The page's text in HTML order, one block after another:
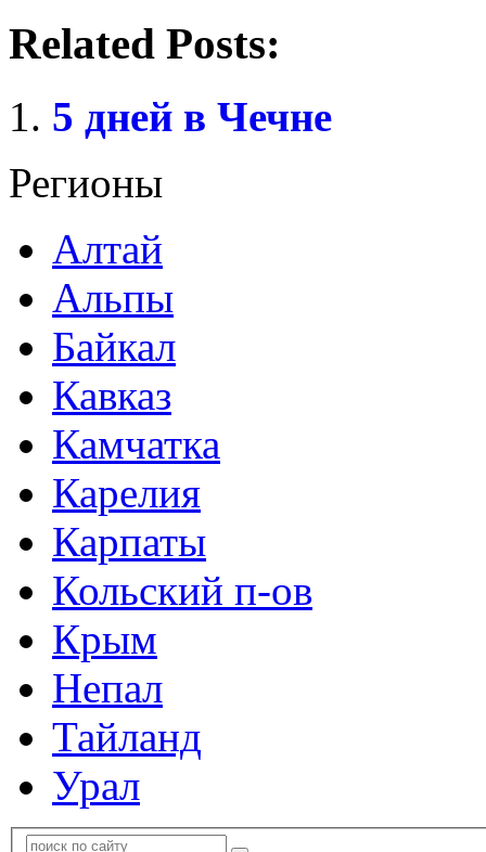
Related Posts:
5 дней в Чечне
Регионы
Алтай
Альпы
Байкал
Кавказ
Камчатка
Карелия
Карпаты
Кольский п-ов
Крым
Непал
Тайланд
Урал